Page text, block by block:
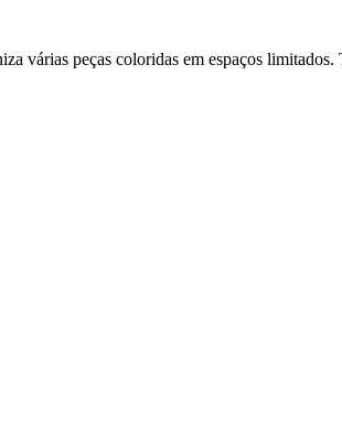
várias peças coloridas em espaços